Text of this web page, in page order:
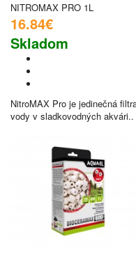
NITROMAX PRO 1L
16.84€
Skladom
NitroMAX Pro je jedinečná
vody v sladkovodných akvári..